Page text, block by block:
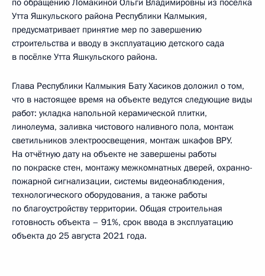
по обращению Ломакиной Ольги Владимировны из посёлка
Утта Яшкульского района Республики Калмыкия,
предусматривает принятие мер по завершению
строительства и вводу в эксплуатацию детского сада
в посёлке Утта Яшкульского района.
Глава Республики Калмыкия Бату Хасиков доложил о том,
что в настоящее время на объекте ведутся следующие виды
работ: укладка напольной керамической плитки,
линолеума, заливка чистового наливного пола, монтаж
светильников электроосвещения, монтаж шкафов ВРУ.
На отчётную дату на объекте не завершены работы
по покраске стен, монтажу межкомнатных дверей, охранно-
пожарной сигнализации, системы видеонаблюдения,
технологического оборудования, а также работы
по благоустройству территории. Общая строительная
готовность объекта – 91%, срок ввода в эксплуатацию
объекта до 25 августа 2021 года.